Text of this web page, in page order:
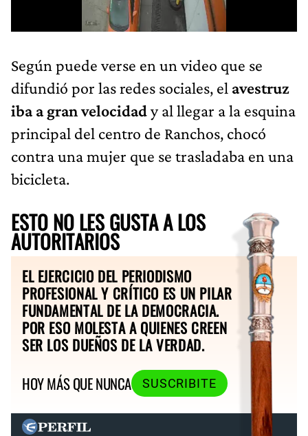
Según puede verse en un video que se
difundió por las redes sociales, el avestruz
iba a gran velocidady al llegar a la esquina
principal del centro de Ranchos, chocó
contra una mujer que se trasladaba en una
bicicleta.
ESTO NO LES GUSTA A LOS
AUTORITARIOS
EL EJERCICIO DEL PERIODISMO
PROFESIONAL Y CRÍTICO ES UN PILAR
FUNDAMENTAL DE LA DEMOCRACIA.
POR ESO MOLESTA A QUIENES CREEN
SER LOS DUEÑOS DE LA VERDAD.
HOY MÁS QUE NUNCA
SUSCRIBITE